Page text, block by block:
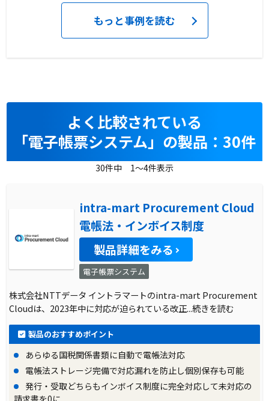
もっと事例を読む
よく比較されている
「電子帳票システム」の製品：30件
30件中 1～4件表示
intra-mart Procurement Cloud
電帳法・インボイス制度
製品詳細をみる
電子帳票システム
株式会社NTTデータ イントラマートのintra-mart Procurement
Cloudは、2023年中に対応が迫られている改正...続きを読む
製品のおすすめポイント
あらゆる国税関係書類に自動で電帳法対応
電帳法ストレージ完備で対応漏れを防止し個別保存も可能
発行・受取どちらもインボイス制度に完全対応して未対応の